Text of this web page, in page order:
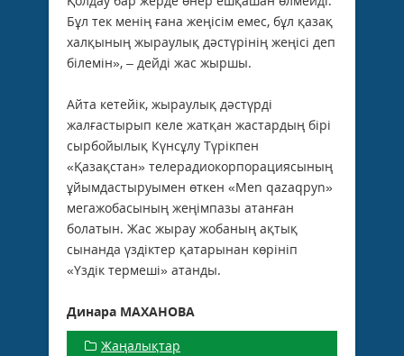
Бұл тек менің ғана жеңісім емес, бұл қазақ
халқының жыраулық дәстүрінің жеңісі деп
білемін», – дейді жас жыршы.
Айта кетейік, жыраулық дәстүрді
жалғастырып келе жатқан жастардың бірі
сырбойылық Күнсұлу Түрікпен
«Қазақстан» телерадиокорпорациясының
ұйымдастыруымен өткен «Men qazaqpyn»
мегажобасының жеңімпазы атанған
болатын. Жас жырау жобаның ақтық
сынанда үздіктер қатарынан көрініп
«Үздік термеші» атанды.
Динара МАХАНОВА
Жаңалықтар